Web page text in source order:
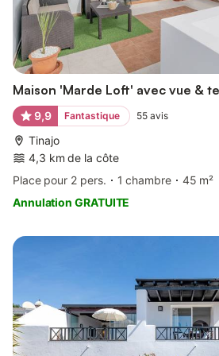
Maison 'Marde Loft' avec vue &
9,9 Fantastique 55 avis
Tinajo
4,3 km de la côte
Place pour 2 pers.
1 chambre
45 m²
Annulation GRATUITE